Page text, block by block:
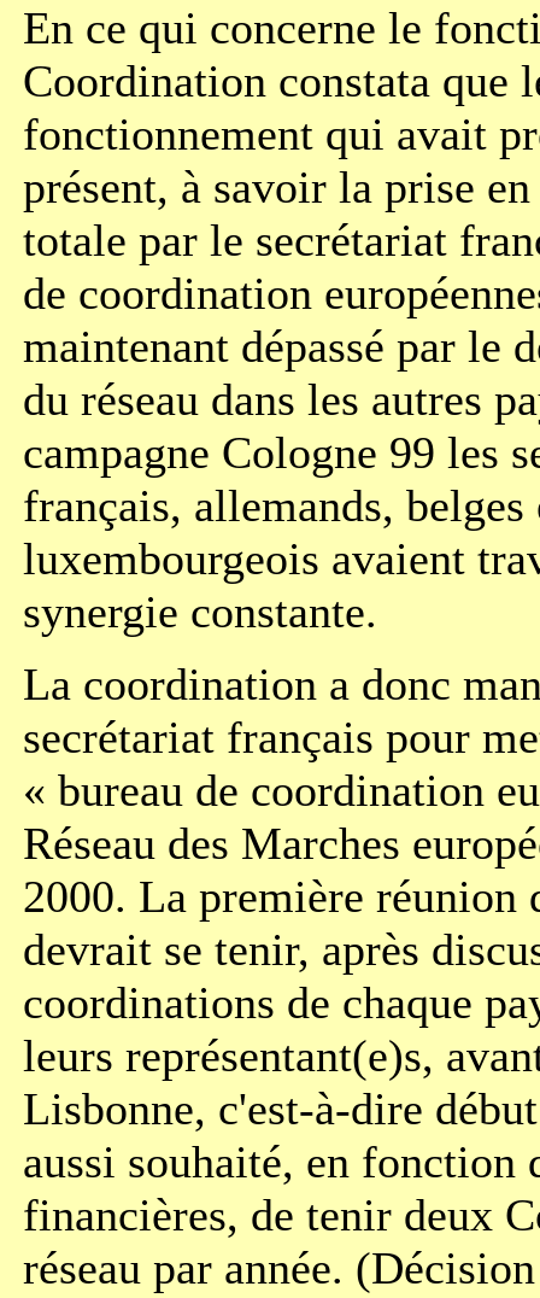
En ce qui concerne le
Coordination constata que
fonctionnement qui avait
présent, à savoir la prise
totale par le secrétariat
de coordination
maintenant dépassé par le
du réseau dans les autres
campagne Cologne 99 les
français, allemands, belges
luxembourgeois avaient
synergie constante.
La coordination a donc
secrétariat français pour
« bureau de coordination
Réseau des Marches
2000. La première réunion
devrait se tenir, après
coordinations de chaque
leurs représentant(e)s,
Lisbonne, c'est-à-dire
aussi souhaité, en fonction
financières, de tenir deux
réseau par année.